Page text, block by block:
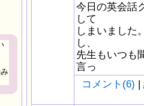
今日の英会話
して
しまいました
し、
先生もいつも
言っ
コメント(6) |